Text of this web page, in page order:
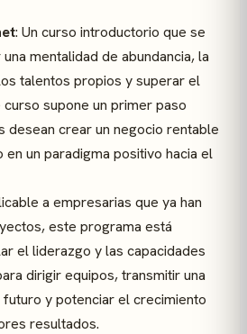
: Un curso introductorio que se
mentalidad de abundancia, la
talentos propios y superar el
supone un primer paso
desean crear un negocio rentable
un paradigma positivo hacia el
a empresarias que ya han
este programa está
el liderazgo y las capacidades
dirigir equipos, transmitir una
y potenciar el crecimiento
resultados.